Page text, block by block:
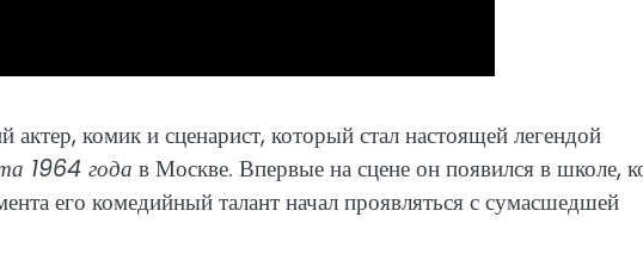
актер, комик и сценарист, который стал настоящей легендой
1964 года в Москве. Впервые на сцене он появился в школе,
его комедийный талант начал проявляться с сумасшедшей